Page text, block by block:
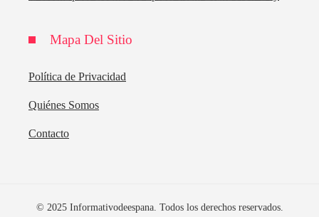
Mapa Del Sitio
Política de Privacidad
Quiénes Somos
Contacto
© 2025 Informativodeespana. Todos los derechos reservados.